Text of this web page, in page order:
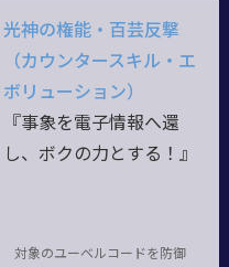
光神の権能・百芸反撃
（カウンタースキル・エ
ボリューション）
『事象を電子情報へ還
し、ボクの力とする！』
対象のユーベルコードを防御